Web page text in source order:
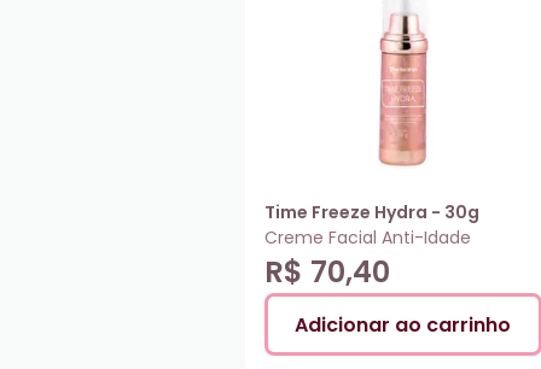
Time Freeze Hydra - 30g
Creme Facial Anti-Idade
R$ 70,40
Adicionar ao carrinho